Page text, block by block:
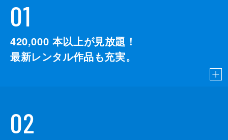
01
420,000 本以上が見放題！
最新レンタル作品も充実。
02